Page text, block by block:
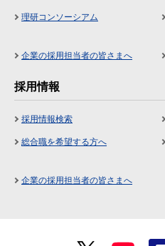
理研コンソーシアム
企業の採用担当者の皆さまへ
採用情報
採用情報検索
総合職を希望する方へ
企業の採用担当者の皆さまへ